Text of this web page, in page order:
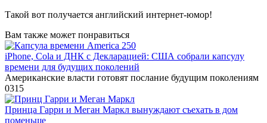
Такой вот получается английский интернет-юмор!
Вам также может понравиться
iPhone, Cola и ДНК с Декларацией: США собрали капсулу
времени для будущих поколений
Американские власти готовят послание будущим поколениям
0315
Принца Гарри и Меган Маркл вынуждают съехать в дом
поменьше